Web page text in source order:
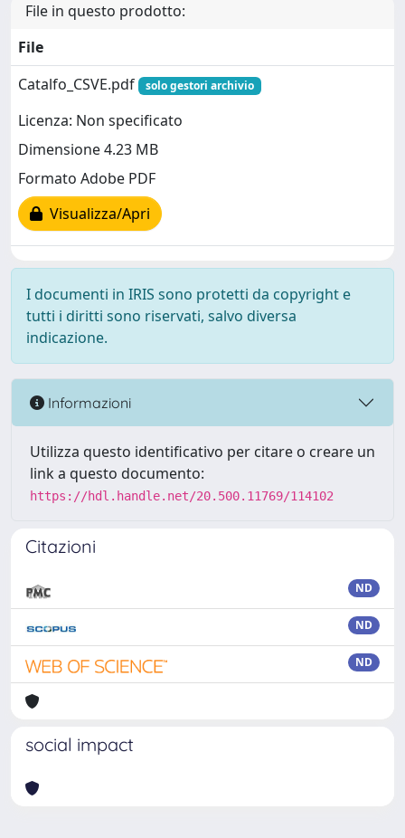
File in questo prodotto:
File
Catalfo_CSVE.pdf
solo gestori archivio
Licenza: Non specificato
Dimensione 4.23 MB
Formato Adobe PDF
Visualizza/Apri
I documenti in IRIS sono protetti da copyright e
tutti i diritti sono riservati, salvo diversa
indicazione.
Informazioni
Utilizza questo identificativo per citare o creare un
link a questo documento:
https://hdl.handle.net/20.500.11769/114102
Citazioni
ND
ND
ND
social impact